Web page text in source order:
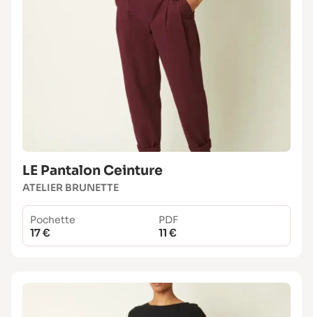
LE Pantalon Ceinture
ATELIER BRUNETTE
Pochette
17 €
PDF
11 €